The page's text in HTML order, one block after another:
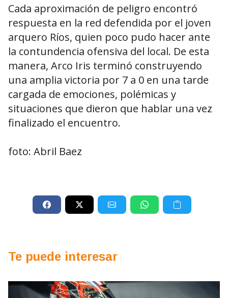
Cada aproximación de peligro encontró
respuesta en la red defendida por el joven
arquero Ríos, quien poco pudo hacer ante
la contundencia ofensiva del local. De esta
manera, Arco Iris terminó construyendo
una amplia victoria por 7 a 0 en una tarde
cargada de emociones, polémicas y
situaciones que dieron que hablar una vez
finalizado el encuentro.
foto: Abril Baez
Te puede interesar